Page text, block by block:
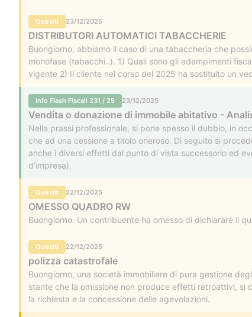
Quesiti 23/12/2025
DISTRIBUTORI AUTOMATICI TABACCHERIE
Buongiorno, abbiamo il caso di una tabaccheria che
monofase (tabacchi..). 1) Quali sono gli adempimenti
vigente 2) Il cliente nel corso del 2025 ha sostituito un
all’Agenzia delle Entrate (data dismissione 22/09/
Info Flash Fiscali 231 / 25 23/12/2025
Vendita o donazione di immobile abitativo -
Nella prassi professionale, si pone spesso il dubbio, in
che ad una cessione a titolo oneroso. Di seguito si
anche i diversi effetti dal punto di vista successorio ed
d’impresa).
Quesiti 22/12/2025
OMESSO QUADRO RW
Buongiorno. Un contribuente ha omesso di dichiarare il
Quesiti 22/12/2025
polizza catastrofale
Buongiorno, una società immobiliare di pura gestione
stante che la omissione non produce effetti retroattivi, si
la richiesta e la concessione delle agevolazioni.